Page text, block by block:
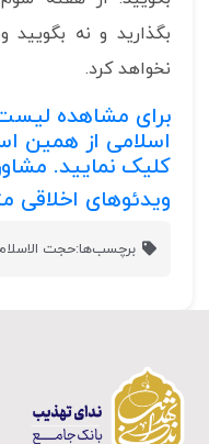
بگذارید و نه
نخواهد کرد.
برای مشاهده
اسلامی از همین
کلیک نمایید.
ویدئوهای اخلاقی
برچسب‌ها:حجت